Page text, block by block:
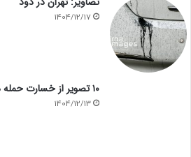
1404/12/17
۱۰ تصویر از خسارت حمله هوایی به خیابان‌های تهران
1404/12/13